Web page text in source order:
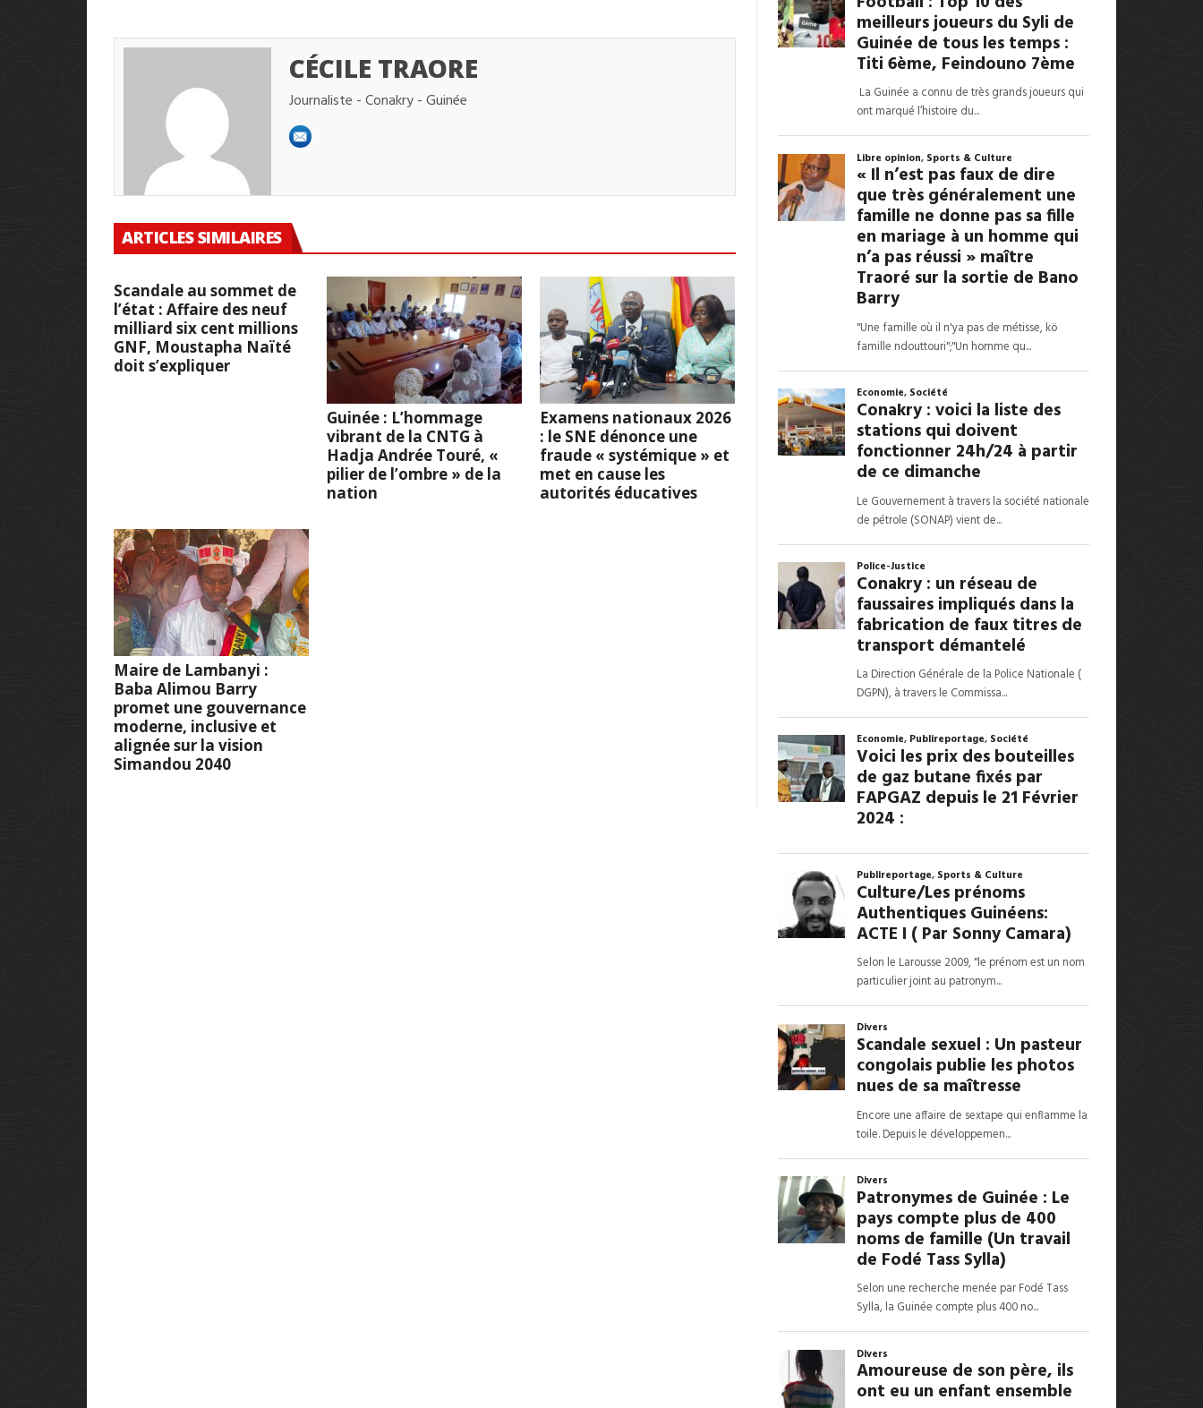
CÉCILE TRAORE
Journaliste - Conakry - Guinée
ARTICLES SIMILAIRES
Scandale au sommet de
l’état : Affaire des neuf
milliard six cent millions
GNF, Moustapha Naïté
doit s’expliquer
Guinée : L’hommage
vibrant de la CNTG à
Hadja Andrée Touré, «
pilier de l’ombre » de la
nation
Examens nationaux 2026
: le SNE dénonce une
fraude « systémique » et
met en cause les
autorités éducatives
Maire de Lambanyi :
Baba Alimou Barry
promet une gouvernance
moderne, inclusive et
alignée sur la vision
Simandou 2040